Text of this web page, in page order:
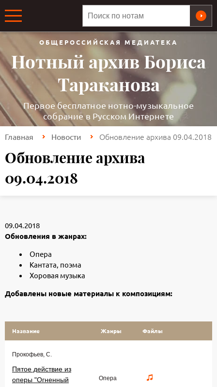
ОБЩЕРОССИЙСКАЯ МЕДИАТЕКА
Нотный архив Бориса
Тараканова
Первое бесплатное нотно-музыкальное
собрание в Русском Интернете
Главная Новости Обновление архива 09.04.2018
Обновление архива
09.04.2018
09.04.2018
Обновления в жанрах:
Опера
Кантата, поэма
Хоровая музыка
Добавлены новые материалы к композициям:
Название Жанры Файлы
Прокофьев, С.
Пятое действие из
оперы "Огненный
Опера